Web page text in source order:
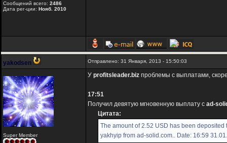
Сообщений всего: 2486
Дата рег-ции: Нояб. 2010
yakodsen Отправлено: 31 Января, 2013 - 15:50:03
Super Member
У profitsleader.biz проблемы с выплатами,
17:51
Получил девятую мгновенную выплату с ad-
Цитата:
The amount of 2.52 USD has been
yakhyip from ad-solid.com.. Date: 16:59